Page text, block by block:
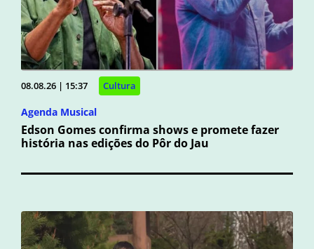
08.08.26 | 15:37 Cultura
Agenda Musical
Edson Gomes confirma shows e promete fazer
história nas edições do Pôr do Jau